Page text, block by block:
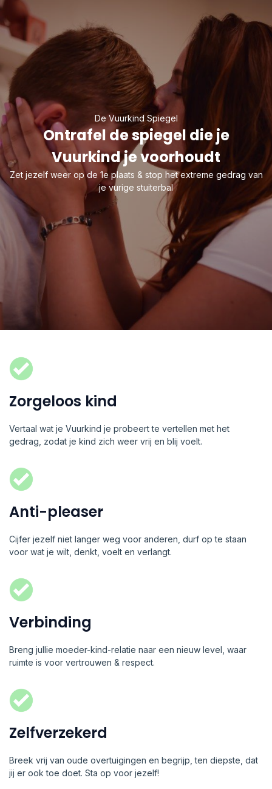
De Vuurkind Spiegel
Ontrafel de spiegel die je
Vuurkind je voorhoudt
Zet jezelf weer op de 1e plaats & stop het extreme gedrag van
je vurige stuiterbal
Zorgeloos kind
Vertaal wat je Vuurkind je probeert te vertellen met het
gedrag, zodat je kind zich weer vrij en blij voelt.
Anti-pleaser
Cijfer jezelf niet langer weg voor anderen, durf op te staan
voor wat je wilt, denkt, voelt en verlangt.
Verbinding
Breng jullie moeder-kind-relatie naar een nieuw level, waar
ruimte is voor vertrouwen & respect.
Zelfverzekerd
Breek vrij van oude overtuigingen en begrijp, ten diepste, dat
jij er ook toe doet. Sta op voor jezelf!